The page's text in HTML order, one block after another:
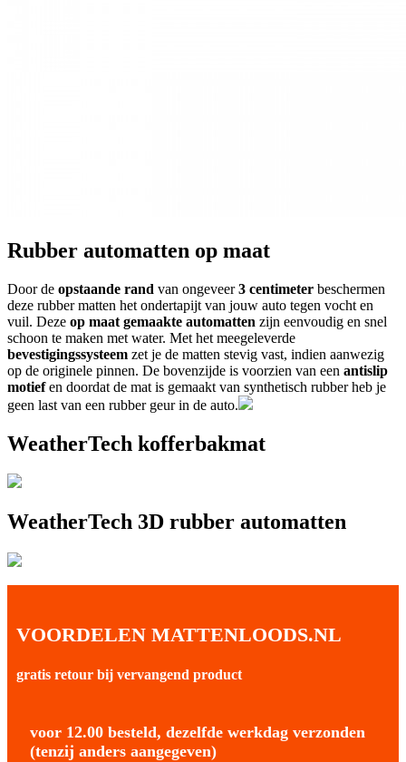
Rubber automatten op maat
Door de opstaande rand van ongeveer3 centimeter beschermen
deze rubber matten het ondertapijt van jouw auto tegen vocht en
vuil. Deze op maat gemaakte automatten zijn eenvoudig en snel
schoon te maken met water. Met het meegeleverde
bevestigingssysteem zet je de matten stevig vast, indien aanwezig
op de originele pinnen. De bovenzijde is voorzien van een antislip
motiefen doordat de mat is gemaakt van synthetisch rubber heb je
geen last van een rubber geur in de auto.
WeatherTech kofferbakmat
WeatherTech 3D rubber automatten
VOORDELEN MATTENLOODS.NL
gratis retour bij vervangend product
voor 12.00 besteld, dezelfde werkdag verzonden
(tenzij anders aangegeven)